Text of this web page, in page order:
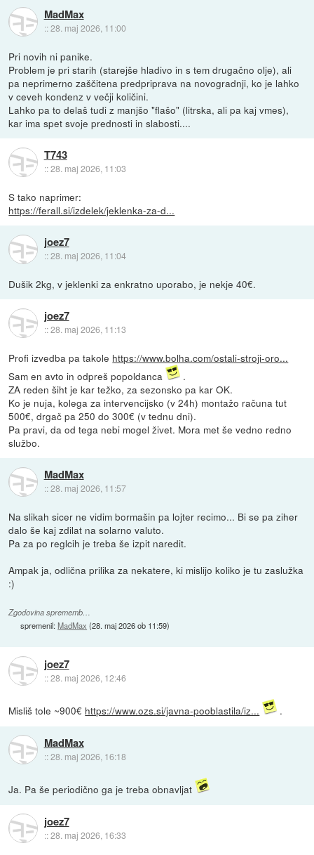
MadMax
::28. maj 2026, 11:00
Pri novih ni panike.
Problem je pri starih (starejše hladivo in s tem drugačno olje), ali
pa neprimerno zaščitena predpriprava na novogradnji, ko je lahko
v ceveh kondenz v večji količini.
Lahko pa to delaš tudi z manjšo "flašo" (litrska, ali pa kaj vmes),
kar ima spet svoje prednosti in slabosti....
T743
::28. maj 2026, 11:03
S tako naprimer:
https://ferall.si/izdelek/jeklenka-za-d...
joez7
::28. maj 2026, 11:04
Dušik 2kg, v jeklenki za enkratno uporabo, je nekje 40€.
joez7
::28. maj 2026, 11:13
Profi izvedba pa takole https://www.bolha.com/ostali-stroji-oro...
Sam en avto in odpreš popoldanca
.
ZA reden šiht je kar težko, za sezonsko pa kar OK.
Ko je nuja, kolega za intervencijsko (v 24h) montažo računa tut
500€, drgač pa 250 do 300€ (v tednu dni).
Pa pravi, da od tega nebi mogel živet. Mora met še vedno redno
službo.
MadMax
::28. maj 2026, 11:57
Na slikah sicer ne vidim bormašin pa lojter recimo... Bi se pa ziher
dalo še kaj zdilat na solarno valuto.
Pa za po reglcih je treba še izpit naredit.
Ampak ja, odlična prilika za nekatere, ki mislijo koliko je tu zaslužka
:)
Zgodovina sprememb…
spremenil:MadMax (28. maj 2026 ob 11:59)
joez7
::28. maj 2026, 12:46
Misliš tole ~900€ https://www.ozs.si/javna-pooblastila/iz... .
MadMax
::28. maj 2026, 16:18
Ja. Pa še periodično ga je treba obnavljat
joez7
::28. maj 2026, 16:33